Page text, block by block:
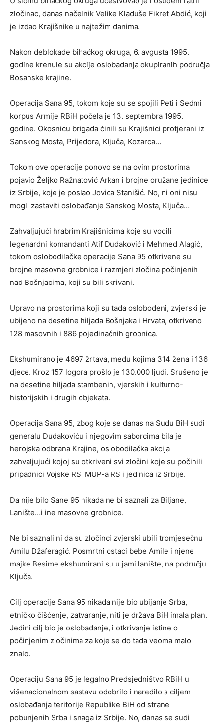
zločinac, danas načelnik Velike Kladuše Fikret Abdić, koji
je izdao Krajišnike u najtežim danima.
Nakon deblokade bihaćkog okruga, 6. avgusta 1995.
godine krenule su akcije oslobađanja okupiranih područja
Bosanske krajine.
Operacija Sana 95, tokom koje su se spojili Peti i Sedmi
korpus Armije RBiH počela je 13. septembra 1995.
godine. Okosnicu brigada činili su Krajišnici protjerani iz
Sanskog Mosta, Prijedora, Ključa, Kozarca…
Tokom ove operacije ponovo se na ovim prostorima
pojavio Željko Ražnatović Arkan i brojne oružane jedinice
iz Srbije, koje je poslao Jovica Stanišić. No, ni oni nisu
mogli zastaviti oslobađanje Sanskog Mosta, Ključa…
Zahvaljujući hrabrim Krajišnicima koje su vodili
legenardni komandanti Atif Dudaković i Mehmed Alagić,
tokom oslobodilačke operacije Sana 95 otkrivene su
brojne masovne grobnice i razmjeri zločina počinjenih
nad Bošnjacima, koji su bili skrivani.
Upravo na prostorima koji su tada oslobođeni, zvjerski je
ubijeno na desetine hiljada Bošnjaka i Hrvata, otkriveno
128 masovnih i 886 pojedinačnih grobnica.
Ekshumirano je 4697 žrtava, među kojima 314 žena i 136
djece. Kroz 157 logora prošlo je 130.000 ljudi. Srušeno je
na desetine hiljada stambenih, vjerskih i kulturno-
historijskih i drugih objekata.
Operacija Sana 95, zbog koje se danas na Sudu BiH sudi
generalu Dudakoviću i njegovim saborcima bila je
herojska odbrana Krajine, oslobodilačka akcija
zahvaljujući kojoj su otkriveni svi zločini koje su počinili
pripadnici Vojske RS, MUP-a RS i jedinica iz Srbije.
Da nije bilo Sane 95 nikada ne bi saznali za Biljane,
Lanište…i ine masovne grobnice.
Ne bi saznali ni da su zločinci zvjerski ubili tromjesečnu
Amilu Džaferagić. Posmrtni ostaci bebe Amile i njene
majke Besime ekshumirani su u jami lanište, na području
Ključa.
Cilj operacije Sana 95 nikada nije bio ubijanje Srba,
etničko čišćenje, zatvaranje, niti je država BiH imala plan.
Jedini cilj bio je oslobađanje, i otkrivanje istine o
počinjenim zločinima za koje se do tada veoma malo
znalo.
Operaciju Sana 95 je legalno Predsjedništvo RBiH u
višenacionalnom sastavu odobrilo i naredilo s ciljem
oslobađanja teritorije Republike BiH od strane
pobunjenih Srba i snaga iz Srbije. No, danas se sudi